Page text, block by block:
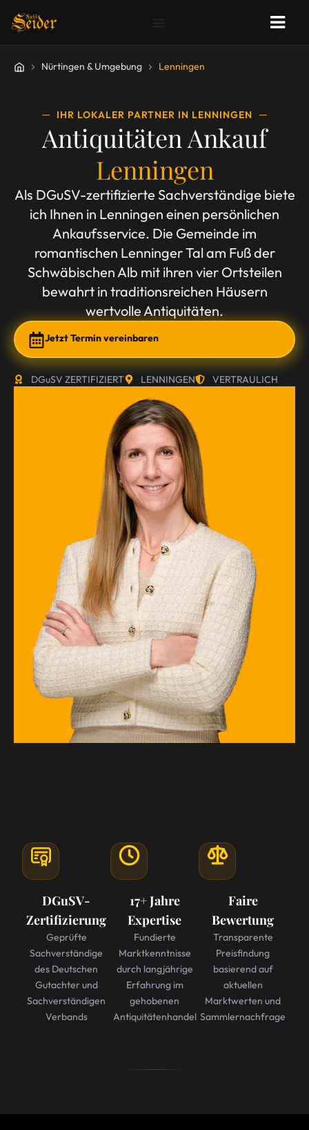
Nürtingen & Umgebung Lenningen
IHR LOKALER PARTNER IN LENNINGEN
Antiquitäten Ankauf
Lenningen
Als DGuSV-zertifizierte Sachverständige biete
ich Ihnen in Lenningen einen persönlichen
Ankaufsservice. Die Gemeinde im
romantischen Lenninger Tal am Fuß der
Schwäbischen Alb mit ihren vier Ortsteilen
bewahrt in traditionsreichen Häusern
wertvolle Antiquitäten.
Jetzt Termin vereinbaren
DGuSV ZERTIFIZIERT LENNINGEN VERTRAULICH
DGuSV-
Zertifizierung
Geprüfte
Sachverständige
des Deutschen
Gutachter und
Sachverständigen
Verbands
17+ Jahre
Expertise
Fundierte
Marktkenntnisse
durch langjährige
Erfahrung im
gehobenen
Antiquitätenhandel
Faire
Bewertung
Transparente
Preisfindung
basierend auf
aktuellen
Marktwerten und
Sammlernachfrage